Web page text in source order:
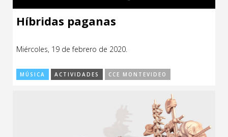
Híbridas paganas
Miércoles, 19 de febrero de 2020.
MÚSICA ACTIVIDADES CCE MONTEVIDEO